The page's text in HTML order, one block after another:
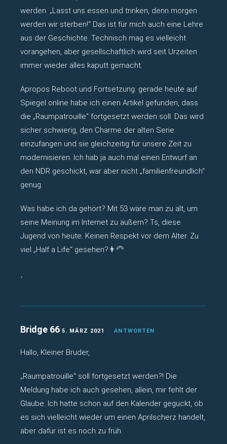
werden. „Lasst uns essen und trinken, denn morgen
werden wir sterben!“ Das ist für mich auch eine Lehre
aus der Geschichte. Technisch mag es vielleicht
vorangehen, aber gesellschaftlich wird seit Urzeiten
immer wieder alles kaputt gemacht.
Apropos Reboot und Fortsetzung: gerade heute auf
Spiegel online habe ich einen Artikel gefunden, dass
die „Raumpatrouille“ fortgesetzt werden soll. Das wird
sicher schwierig, den Charme der alten Serie
einzufangen und sie gleichzeitig für unsere Zeit zu
modernisieren. Ich hab ja auch mal einen Entwurf an
den NDR geschickt, war aber nicht „familienfreundlich“
genug.
Was habe ich da gehört? Mit 53 wäre man zu alt, um
seine Meinung im Internet zu äußern? Ts, diese
Jugend von heute. Keinen Respekt vor dem Alter. Zu
viel „Half a Life“ gesehen?👨‍🦳
Bridge 66 5. MÄRZ 2021 ANTWORTEN
Hallo, Kleiner Bruder,
„Raumpatrouille“ soll fortgesetzt werden?! Die
Meldung habe ich auch gesehen, allein, mir fehlt der
Glaube. Ich hatte schon auf den Kalender geguckt, ob
es sich vielleicht wieder um einen Aprilscherz handelt,
aber dafür ist es noch zu früh.